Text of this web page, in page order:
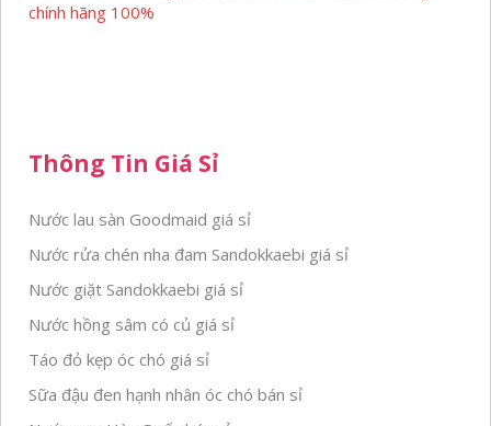
chính hãng 100%
Thông Tin Giá Sỉ
Nước lau sàn Goodmaid giá sỉ
Nước rửa chén nha đam Sandokkaebi giá sỉ
Nước giặt Sandokkaebi giá sỉ
Nước hồng sâm có củ giá sỉ
Táo đỏ kẹp óc chó giá sỉ
Sữa đậu đen hạnh nhân óc chó bán sỉ